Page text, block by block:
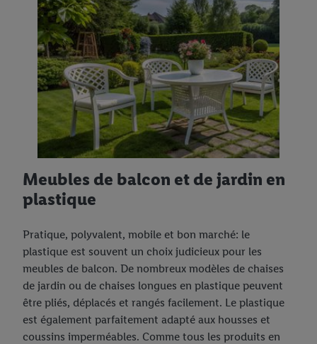
Meubles de balcon et de jardin en
plastique
Pratique, polyvalent, mobile et bon marché: le
plastique est souvent un choix judicieux pour les
meubles de balcon. De nombreux modèles de chaises
de jardin ou de chaises longues en plastique peuvent
être pliés, déplacés et rangés facilement. Le plastique
est également parfaitement adapté aux housses et
coussins imperméables. Comme tous les produits en